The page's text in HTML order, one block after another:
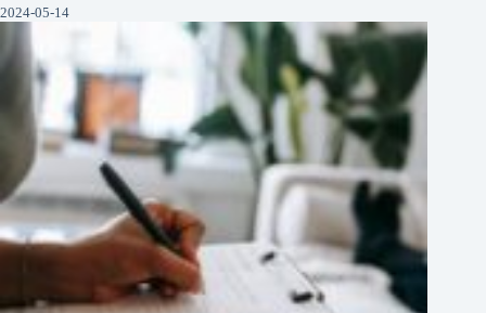
2024-05-14